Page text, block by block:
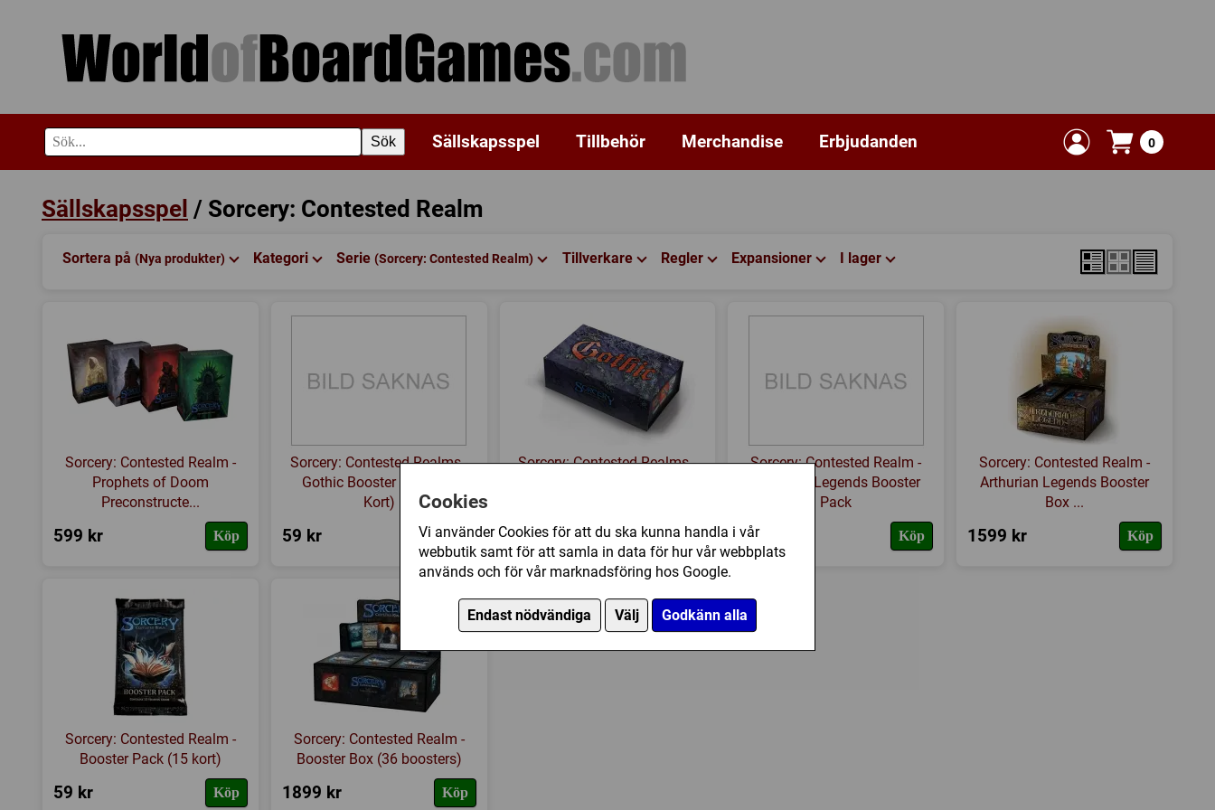
Cookies
Vi använder Cookies för att du ska kunna handla i vår
webbutik samt för att samla in data för hur vår webbplats
används och för vår marknadsföring hos Google.
Endast nödvändiga Välj Godkänn alla
Sök Sällskapsspel Tillbehör Merchandise Erbjudanden 0
Sällskapsspel / Sorcery: Contested Realm
Sortera på (Nya produkter) Kategori Serie (Sorcery: Contested Realm) Tillverkare Regler Expansioner I lager
Sorcery: Contested Realm -
Prophets of Doom
Preconstructe...
599 kr Köp
Sorcery: Contested Realms -
Gothic Booster Pack (15
Kort)
59 kr Bevaka
Sorcery: Contested Realms -
1649 kr Bevaka
Sorcery: Contested Realm -
Arthurian Legends Booster
Pack
75 kr Köp
Sorcery: Contested Realm -
Arthurian Legends Booster
Box ...
1599 kr Köp
Sorcery: Contested Realm -
Booster Pack (15 kort)
59 kr Köp
Sorcery: Contested Realm -
Booster Box (36 boosters)
1899 kr Köp